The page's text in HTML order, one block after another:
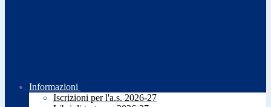
Informazioni
Iscrizioni per l'a.s. 2026-27